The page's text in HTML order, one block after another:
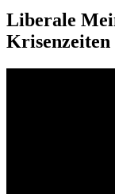
Liberale
Krisenzeiten